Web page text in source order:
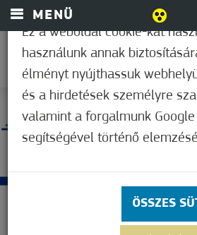
MENÜ
Ez a weboldal cookie-kat
használunk annak
élményt nyújthassuk
és a hirdetések személyre
valamint a forgalmunk
segítségével történő
ÖSSZES